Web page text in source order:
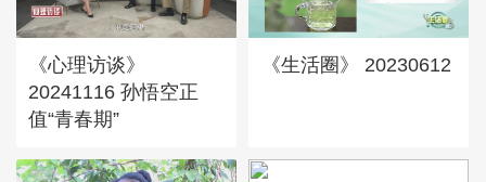
《心理访谈》
20241116 孙悟空正
值“青春期”
《生活圈》 20230612